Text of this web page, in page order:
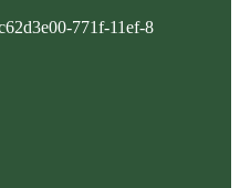
771f-11ef-8